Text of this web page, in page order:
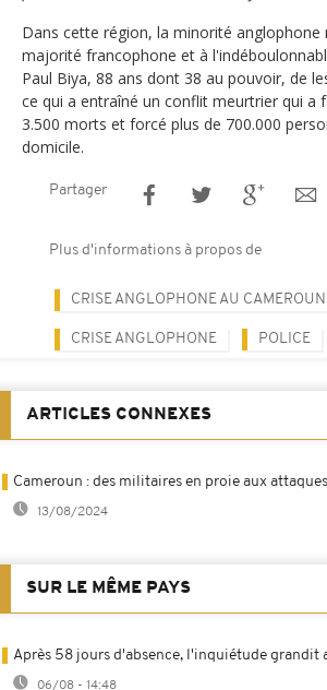
Dans cette région, la minorité anglophone
majorité francophone et à
Paul Biya, 88 ans dont 38 au pouvoir, de
ce qui a entraîné un conflit meurtrier qui a
3.500 morts et forcé plus de 700.000
domicile.
Partager
Plus d'informations à propos de
CRISE ANGLOPHONE AU CAMEROUN
CRISE ANGLOPHONE POLICE
ARTICLES CONNEXES
Cameroun : des militaires en proie aux attaques
13/08/2024
SUR LE MÊME PAYS
Après 58 jours d'absence, l'inquiétude grandit
06/08 - 14:48